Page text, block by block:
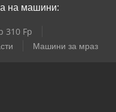
на машини:
310 Fp
Машини за мраз